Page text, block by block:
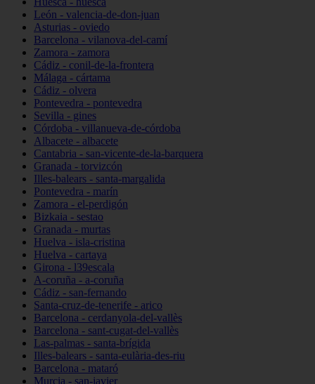
León - valencia-de-don-juan
Asturias - oviedo
Barcelona - vilanova-del-camí
Zamora - zamora
Cádiz - conil-de-la-frontera
Málaga - cártama
Cádiz - olvera
Pontevedra - pontevedra
Sevilla - gines
Córdoba - villanueva-de-córdoba
Albacete - albacete
Cantabria - san-vicente-de-la-barquera
Granada - torvizcón
Illes-balears - santa-margalida
Pontevedra - marín
Zamora - el-perdigón
Bizkaia - sestao
Granada - murtas
Huelva - isla-cristina
Huelva - cartaya
Girona - l39escala
A-coruña - a-coruña
Cádiz - san-fernando
Santa-cruz-de-tenerife - arico
Barcelona - cerdanyola-del-vallès
Barcelona - sant-cugat-del-vallès
Las-palmas - santa-brígida
Illes-balears - santa-eulària-des-riu
Barcelona - mataró
Murcia - san-javier